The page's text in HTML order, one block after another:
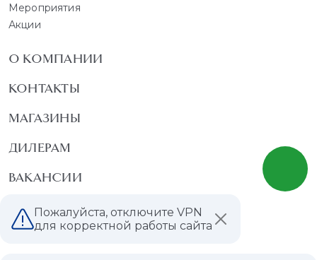
Мероприятия
Акции
О КОМПАНИИ
КОНТАКТЫ
МАГАЗИНЫ
ДИЛЕРАМ
ВАКАНСИИ
ВОПРОС ОТВЕТ
ГЛОССАРИЙ
Пожалуйста, отключите VPN
для корректной работы сайта